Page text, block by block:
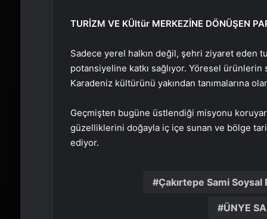
TURİZM VE KÜltür MERKEZİNE DÖNÜŞEN
Sadece yerel halkın değil, şehri ziyaret
potansiyeline katkı sağlıyor. Yöresel
Karadeniz kültürünü yakından tanımalarına
Geçmişten bugüne üstlendiği misyonu
güzelliklerini doğayla iç içe sunan ve bölge
ediyor.
Çakırtepe Sami Soysal
ÜNYE